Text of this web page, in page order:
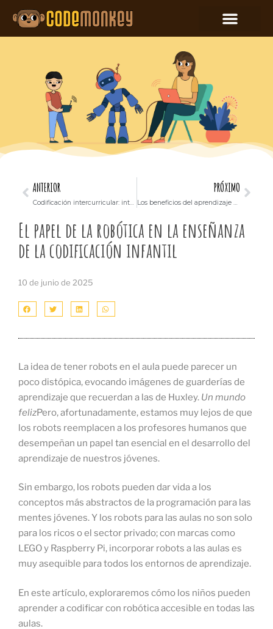
ANTERIOR
Codificación intercurricular: integración de la programación con las matemáticas y las ciencias
PRÓXIMO
Los beneficios del aprendizaje basado en proyectos en la educación en programación
El papel de la robótica en la enseñanza
de la codificación infantil
10 de junio de 2025
La idea de tener robots en el aula puede parecer un
poco distópica, evocando imágenes de guarderías de
aprendizaje que recuerdan a las de Huxley. Un mundo
felizPero, afortunadamente, estamos muy lejos de que
los robots reemplacen a los profesores humanos que
desempeñan un papel tan esencial en el desarrollo del
aprendizaje de nuestros jóvenes.
Sin embargo, los robots pueden dar vida a los
conceptos más abstractos de la programación para las
mentes jóvenes. Y los robots para las aulas no son solo
para los ricos o el sector privado; con marcas como
LEGO y Raspberry Pi, incorporar robots a las aulas es
muy asequible para todos los entornos de aprendizaje.
En este artículo, exploraremos cómo los niños pueden
aprender a codificar con robótica accesible en todas las
aulas.